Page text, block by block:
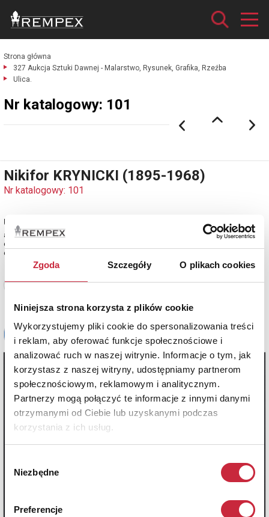
Zgoda Szczegóły O plikach cookies
Niniejsza strona korzysta z plików cookie
Wykorzystujemy pliki cookie do spersonalizowania treści
i reklam, aby oferować funkcje społecznościowe i
analizować ruch w naszej witrynie. Informacje o tym, jak
korzystasz z naszej witryny, udostępniamy partnerom
społecznościowym, reklamowym i analitycznym.
Partnerzy mogą połączyć te informacje z innymi danymi
otrzymanymi od Ciebie lub uzyskanymi podczas
korzystania z ich usług.
zgody
Niezbędne
Preferencje
Strona główna
327 Aukcja Sztuki Dawnej - Malarstwo, Rysunek, Grafika, Rzeźba
Ulica.
Nr katalogowy: 101
Nikifor KRYNICKI (1895-1968)
Nr katalogowy: 101
Ulica
akwarela, papier; 15,5 x 21,5 cm;
opisana u dołu: ULICAMIASTOKRENICAROFIKINAKINRIUWDPNA
estymacja: 7 000 - 8 000 zł
Zobacz pełne informacje